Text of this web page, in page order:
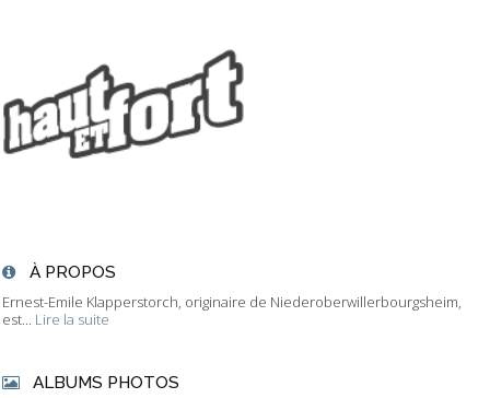
À PROPOS
Ernest-Emile Klapperstorch, originaire de Niederoberwillerbourgsheim,
est... Lire la suite
ALBUMS PHOTOS